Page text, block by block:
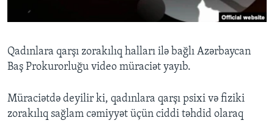
Qadınlara qarşı zorakılıq halları ilə bağlı Azərbaycan
Baş Prokurorluğu video müraciət yayıb.
Müraciətdə deyilir ki, qadınlara qarşı psixi və fiziki
zorakılıq sağlam cəmiyyət üçün ciddi təhdid olaraq